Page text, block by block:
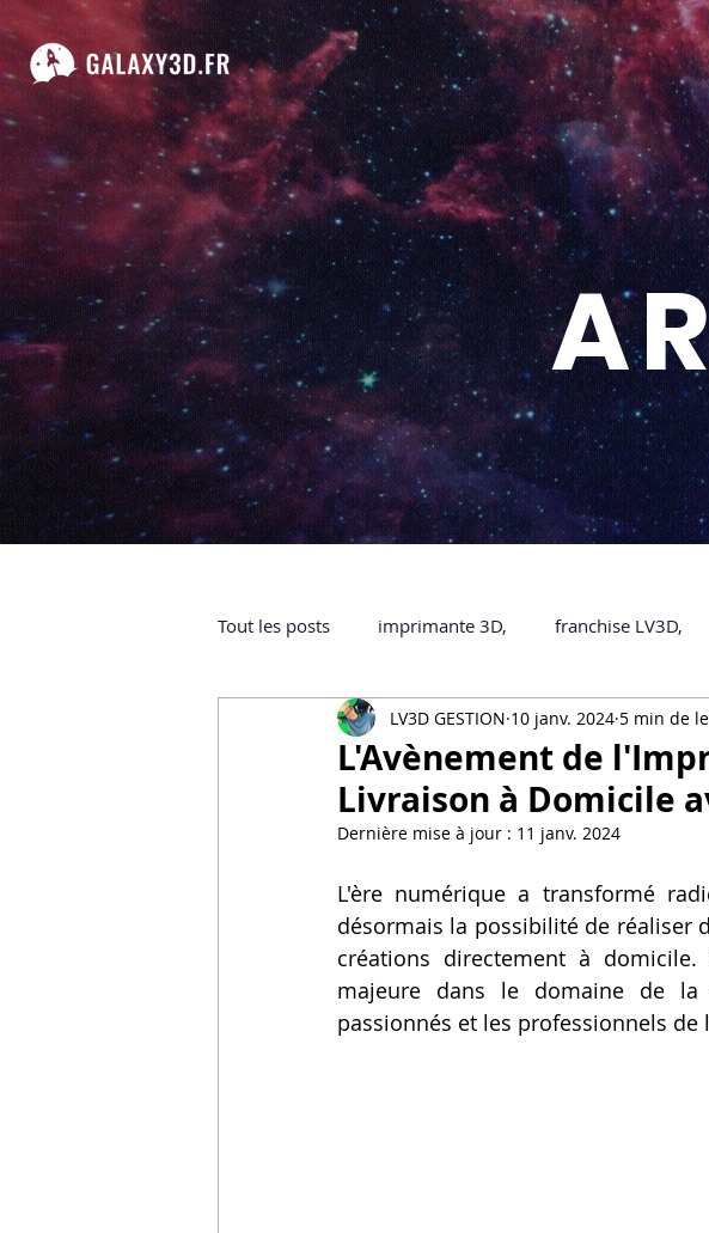
Tout les posts imprimante 3D, franchise LV3D,
impression 3D à la demande Accessoires
ARTILLERY 3D Formation
certifiée QUALIOPI Refaire une piece en 3D
Creality Hi combo
L'Avènement de
Livraison à Domicile
LV3D GESTION 10 janv. 2024 5 min de
Dernière mise à jour : 11 janv. 2024
L'ère numérique a transformé
désormais la possibilité de réaliser
créations directement à
majeure dans le domaine de
passionnés et les professionnels de